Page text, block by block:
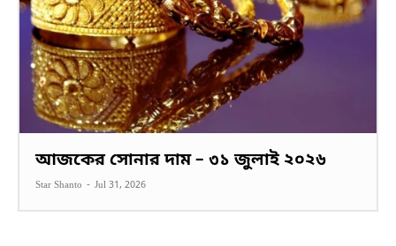
আজকের সোনার দাম – ৩১ জুলাই ২০২৬
Star Shanto - Jul 31, 2026